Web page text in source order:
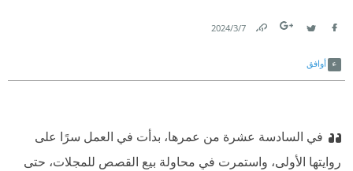
7‏/3‏/2024
أوافق
في السادسة عشرة من عمرها، بدأت في العمل سرًا على
روايتها الأولى، واستمرت في محاولة بيع القصص للمجلات، حتى